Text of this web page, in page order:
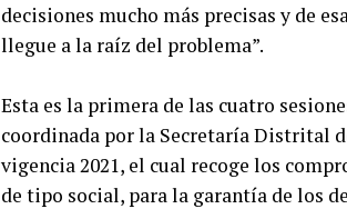
decisiones mucho más precisas y de
llegue a la raíz del problema”.
Esta es la primera de las cuatro
coordinada por la Secretaría Distrital
vigencia 2021, el cual recoge los
de tipo social, para la garantía de los